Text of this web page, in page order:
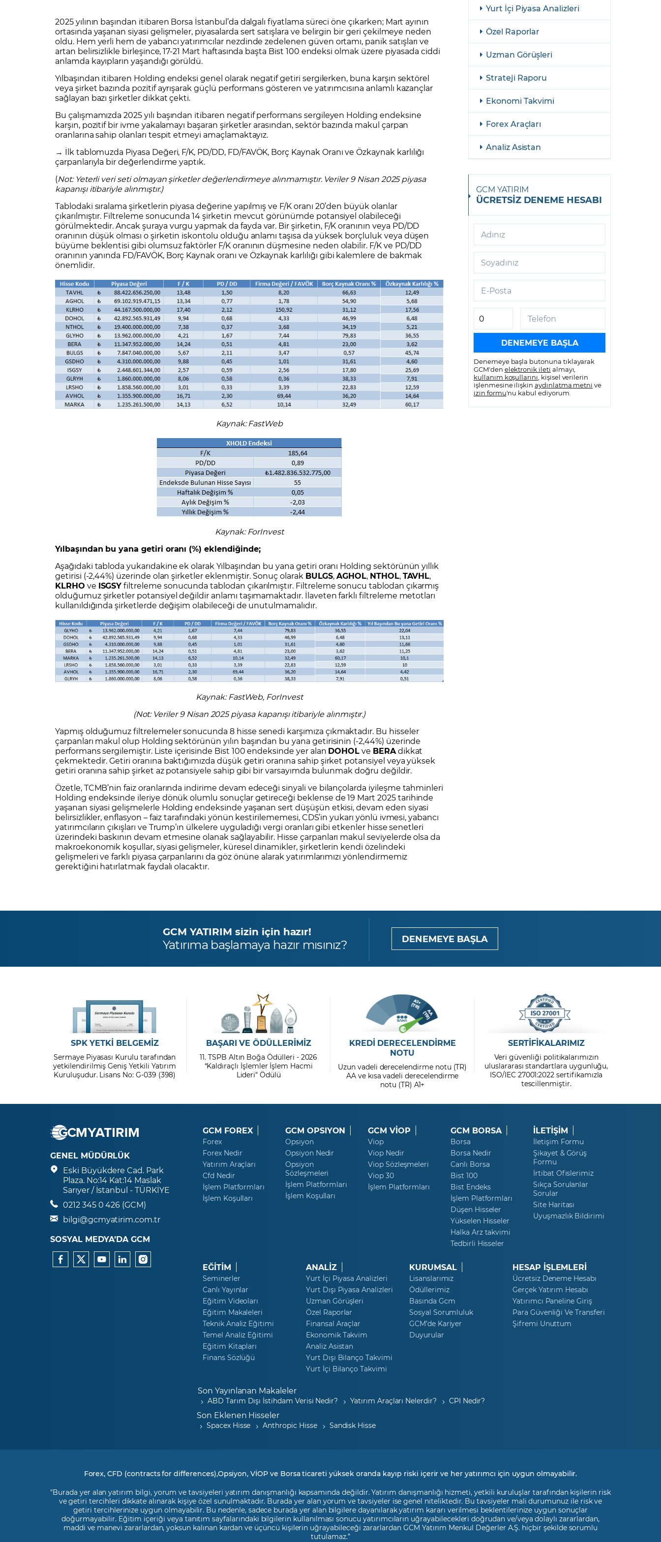
Yasal Bildirimler
Borsa Nedir Model Portföy Sorularla Borsa Borsa İşlem Koşulları Canlı Fiyat
GCM Trader Eğitim Videoları GCM MT4 Eğitim Videoları GCM MT5 Eğitim Videoları GCM Borsa Trader Eğitim Videoları
Sorularla Borsa Finans Sözlüğü Eğitim Kitapları Finansal Okur Yazarlık
Yurt Dışı Bilanço Takvimi Yurt İçi Bilanço Takvimi Ekonomik Takvim Analiz Asistan
Yasal Bildirimler Para Güvenliği ve Transferi Sıkça Sorulan Sorular Site Haritası
2025 yılının başından itibaren Borsa İstanbul’da dalgalı fiyatlama süreci öne çıkarken; Mart ayının
ortasında yaşanan siyasi gelişmeler, piyasalarda sert satışlara ve belirgin bir geri çekilmeye neden
oldu. Hem yerli hem de yabancı yatırımcılar nezdinde zedelenen güven ortamı, panik satışları ve
artan belirsizlikle birleşince, 17-21 Mart haftasında başta Bist 100 endeksi olmak üzere piyasada ciddi
anlamda kayıpların yaşandığı görüldü.
Yılbaşından itibaren Holding endeksi genel olarak negatif getiri sergilerken, buna karşın sektörel
veya şirket bazında pozitif ayrışarak güçlü performans gösteren ve yatırımcısına anlamlı kazançlar
sağlayan bazı şirketler dikkat çekti.
Bu çalışmamızda 2025 yılı başından itibaren negatif performans sergileyen Holding endeksine
karşın, pozitif bir ivme yakalamayı başaran şirketler arasından, sektör bazında makul çarpan
oranlarına sahip olanları tespit etmeyi amaçlamaktayız.
→ İlk tablomuzda Piyasa Değeri, F/K, PD/DD, FD/FAVÖK, Borç Kaynak Oranı ve Özkaynak karlılığı
çarpanlarıyla bir değerlendirme yaptık.
(Not: Yeterli veri seti olmayan şirketler değerlendirmeye alınmamıştır. Veriler 9 Nisan 2025 piyasa
kapanışı itibariyle alınmıştır.)
Tablodaki sıralama şirketlerin piyasa değerine yapılmış ve F/K oranı 20’den büyük olanlar
çıkarılmıştır. Filtreleme sonucunda 14 şirketin mevcut görünümde potansiyel olabileceği
görülmektedir. Ancak şuraya vurgu yapmak da fayda var. Bir şirketin, F/K oranının veya PD/DD
oranının düşük olması o şirketin iskontolu olduğu anlamı taşısa da yüksek borçluluk veya düşen
büyüme beklentisi gibi olumsuz faktörler F/K oranının düşmesine neden olabilir. F/K ve PD/DD
oranının yanında FD/FAVÖK, Borç Kaynak oranı ve Özkaynak karlılığı gibi kalemlere de bakmak
önemlidir.
Kaynak: FastWeb
Kaynak: ForInvest
Yılbaşından bu yana getiri oranı (%) eklendiğinde;
Aşağıdaki tabloda yukarıdakine ek olarak Yılbaşından bu yana getiri oranı Holding sektörünün yıllık
getirisi (-2,44%) üzerinde olan şirketler eklenmiştir. Sonuç olarak BULGS,AGHOL, NTHOL,TAVHL,
KLRHO ve ISGSYfiltreleme sonucunda tablodan çıkarılmıştır. Filtreleme sonucu tablodan çıkarmış
olduğumuz şirketler potansiyel değildir anlamı taşımamaktadır. İlaveten farklı filtreleme metotları
kullanıldığında şirketlerde değişim olabileceği de unutulmamalıdır.
Kaynak: FastWeb, ForInvest
(Not: Veriler 9 Nisan 2025 piyasa kapanışı itibariyle alınmıştır.)
Yapmış olduğumuz filtrelemeler sonucunda 8 hisse senedi karşımıza çıkmaktadır. Bu hisseler
çarpanları makul olup Holding sektörünün yılın başından bu yana getirisinin (-2,44%) üzerinde
performans sergilemiştir. Liste içerisinde Bist 100 endeksinde yer alan DOHOLve BERAdikkat
çekmektedir. Getiri oranına baktığımızda düşük getiri oranına sahip şirket potansiyel veya yüksek
getiri oranına sahip şirket az potansiyele sahip gibi bir varsayımda bulunmak doğru değildir.
Özetle, TCMB’nin faiz oranlarında indirime devam edeceği sinyali ve bilançolarda iyileşme tahminleri
Holding endeksinde ileriye dönük olumlu sonuçlar getireceği beklense de 19 Mart 2025 tarihinde
yaşanan siyasi gelişmelerle Holding endeksinde yaşanan sert düşüşün etkisi, devam eden siyasi
belirsizlikler, enflasyon – faiz tarafındaki yönün kestirilememesi, CDS’in yukarı yönlü ivmesi, yabancı
yatırımcıların çıkışları ve Trump’ın ülkelere uyguladığı vergi oranları gibi etkenler hisse senetleri
üzerindeki baskının devam etmesine olanak sağlayabilir. Hisse çarpanları makul seviyelerde olsa da
makroekonomik koşullar, siyasi gelişmeler, küresel dinamikler, şirketlerin kendi özelindeki
gelişmeleri ve farklı piyasa çarpanlarını da göz önüne alarak yatırımlarımızı yönlendirmemiz
gerektiğini hatırlatmak faydalı olacaktır.
Yurt İçi Piyasa Analizleri
Özel Raporlar
Uzman Görüşleri
Strateji Raporu
Ekonomi Takvimi
Forex Araçları
Analiz Asistan
GCM YATIRIM
ÜCRETSİZ DENEME HESABI
Adınız
Soyadınız
E-Posta
Telefon
Denemeye başla butonuna tıklayarak
GCM'den elektronik ileti almayı,
kullanım koşullarını , kişisel verilerin
işlenmesine ilişkin aydınlatma metni ve
izin formu'nu kabul ediyorum.
GCM YATIRIM sizin için hazır!
Yatırıma başlamaya hazır mısınız? DENEMEYE BAŞLA
SPK YETKİ BELGEMİZ
Sermaye Piyasası Kurulu tarafından
yetkilendirilmiş Geniş Yetkili Yatırım
Kuruluşudur. Lisans No: G-039 (398)
BAŞARI VE ÖDÜLLERİMİZ
11. TSPB Altın Boğa Ödülleri - 2026
“Kaldıraçlı İşlemler İşlem Hacmi
Lideri" Ödülü
KREDİ DERECELENDİRME
NOTU
Uzun vadeli derecelendirme notu (TR)
AA ve kısa vadeli derecelendirme
notu (TR) A1+
SERTİFİKALARIMIZ
Veri güvenliği politikalarımızın
uluslararası standartlara uygunluğu,
ISO/IEC 27001:2022 sertifikamızla
tescillenmiştir.
GENEL MÜDÜRLÜK
Eski Büyükdere Cad. Park
Plaza. No:14 Kat:14 Maslak
Sarıyer / İstanbul - TÜRKİYE
0212 345 0 426 (GCM)
bilgi@gcmyatirim.com.tr
SOSYAL MEDYA’DA GCM
GCM FOREX
Forex
Forex Nedir
Yatırım Araçları
Cfd Nedir
İşlem Platformları
İşlem Koşulları
GCM OPSIYON
Opsiyon
Opsiyon Nedir
Opsiyon
Sözleşmeleri
İşlem Platformları
İşlem Koşulları
GCM VİOP
Viop
Viop Nedir
Viop Sözleşmeleri
Viop 30
İşlem Platformları
GCM BORSA
Borsa
Borsa Nedir
Canlı Borsa
Bist 100
Bist Endeks
İşlem Platformları
Düşen Hisseler
Yükselen Hisseler
Halka Arz takvimi
Tedbirli Hisseler
İLETİŞİM
İletişim Formu
Şikayet & Görüş
Formu
İrtibat Ofislerimiz
Sıkça Sorulanlar
Sorular
Site Haritası
Uyuşmazlık Bildirimi
EĞİTİM
Seminerler
Canlı Yayınlar
Eğitim Videoları
Eğitim Makaleleri
Teknik Analiz Eğitimi
Temel Analiz Eğitimi
Eğitim Kitapları
Finans Sözlüğü
ANALİZ
Yurt İçi Piyasa Analizleri
Yurt Dışı Piyasa Analizleri
Uzman Görüşleri
Özel Raporlar
Finansal Araçlar
Ekonomik Takvim
Analiz Asistan
Yurt Dışı Bilanço Takvimi
Yurt İçi Bilanço Takvimi
KURUMSAL
Lisanslarımız
Ödüllerimiz
Basında Gcm
Sosyal Sorumluluk
GCM’de Kariyer
Duyurular
HESAP İŞLEMLERİ
Ücretsiz Deneme Hesabı
Gerçek Yatırım Hesabı
Yatırımcı Paneline Giriş
Para Güvenliği Ve Transferi
Şifremi Unuttum
Son Yayınlanan Makaleler
ABD Tarım Dışı İstihdam Verisi Nedir? Yatırım Araçları Nelerdir? CPI Nedir?
Son Eklenen Hisseler
Spacex Hisse Anthropic Hisse Sandisk Hisse
Forex, CFD (contracts for differences),Opsiyon, VİOP ve Borsa ticareti yüksek oranda kayıp riski içerir ve her yatırımcı için uygun olmayabilir.
"Burada yer alan yatırım bilgi, yorum ve tavsiyeleri yatırım danışmanlığı kapsamında değildir. Yatırım danışmanlığı hizmeti, yetkili kuruluşlar tarafından kişilerin risk
ve getiri tercihleri dikkate alınarak kişiye özel sunulmaktadır. Burada yer alan yorum ve tavsiyeler ise genel niteliktedir. Bu tavsiyeler mali durumunuz ile risk ve
getiri tercihlerinize uygun olmayabilir. Bu nedenle, sadece burada yer alan bilgilere dayanılarak yatırım kararı verilmesi beklentilerinize uygun sonuçlar
doğurmayabilir. Eğitim içeriği veya tanıtım sayfalarındaki bilgilerin kullanılması sonucu yatırımcıların uğrayabilecekleri doğrudan ve/veya dolaylı zararlardan,
maddi ve manevi zararlardan, yoksun kalınan kardan ve üçüncü kişilerin uğrayabileceği zararlardan GCM Yatırım Menkul Değerler A.Ş. hiçbir şekilde sorumlu
tutulamaz.”